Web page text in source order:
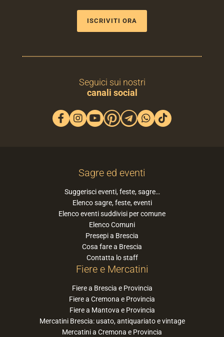
ISCRIVITI ORA
Seguici sui nostri
canali social
Sagre ed eventi
Suggerisci eventi, feste, sagre…
Elenco sagre, feste, eventi
Elenco eventi suddivisi per comune
Elenco Comuni
Presepi a Brescia
Cosa fare a Brescia
Contatta lo staff
Fiere e Mercatini
Fiere a Brescia e Provincia
Fiere a Cremona e Provincia
Fiere a Mantova e Provincia
Mercatini Brescia: usato, antiquariato e vintage
Mercatini a Cremona e Provincia